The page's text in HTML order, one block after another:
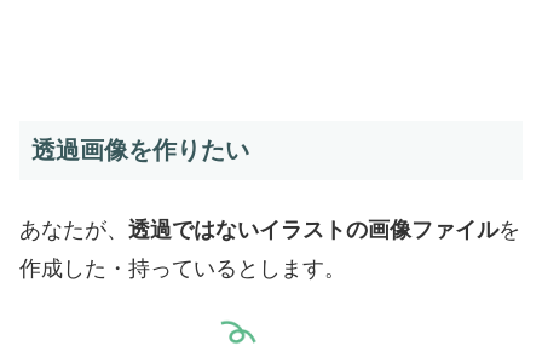
透過画像を作りたい
あなたが、 透過ではないイラストの画像ファイルを
作成した・持っているとします。